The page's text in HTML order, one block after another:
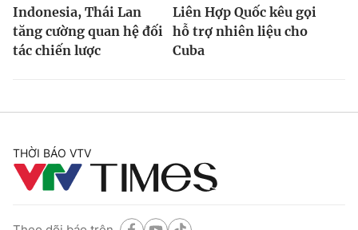
Indonesia, Thái Lan
tăng cường quan hệ đối
tác chiến lược
Liên Hợp Quốc kêu gọi
hỗ trợ nhiên liệu cho
Cuba
THỜI BÁO VTV